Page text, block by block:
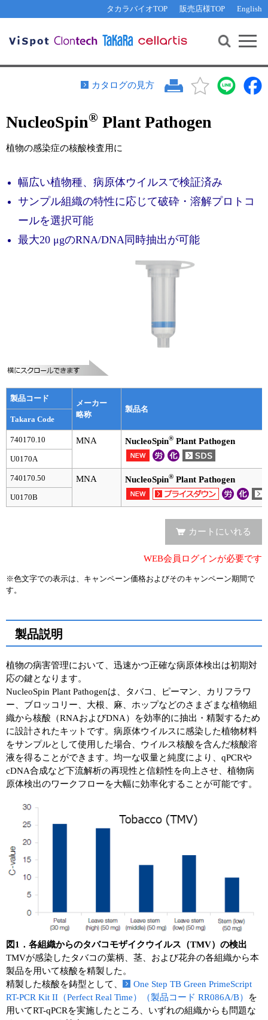
タカラバイオTOP 販売店様TOP English
機能解析・サイレンシング
PCR・等温増幅
リアルタイムPCR（qPCR）
サンプル請求
テクニカルサポートライン
その他 ライセンスに関するご相談
遺伝子組換え生物該当製品
研究支援ツール
Cut-Site Navigator 制限酵素切断サイトの検索
In-Fusion Cloning プライマー設計
抗体検索サイト
リアルタイムPCR（インターカレーター法）
プライマー検索・注文
リアルタイムPCR （プローブ法）
プライマー・プローブ検索・注文
機器ソフトウェア・ベクター配列ダウンロード
ラーニングセンター
遺伝子検査ガイド（食品・水質・家畜他）
幹細胞・再生医療研究ガイド
クローニング実験ガイド
エピジェネティクス実験ガイド
RNAi実験ガイド
アプリケーションノート
動画ライブラリー
お問い合わせ WEB会員登録
カタログの見方
NucleoSpin® Plant Pathogen
植物の感染症の核酸検査用に
幅広い植物種、病原体ウイルスで検証済み
サンプル組織の特性に応じて破砕・溶解プロトコ
ールを選択可能
最大20 μgのRNA/DNA同時抽出が可能
製品コード
メーカー
略称
製品名
Takara Code
740170.10 MNA NucleoSpin® Plant Pathogen
U0170A
740170.50 MNA NucleoSpin® Plant Pathogen
U0170B
※色文字での表示は、キャンペーン価格およびそのキャンペーン期間で
す。
カートにいれる
WEB会員ログインが必要です
製品説明
植物の病害管理において、迅速かつ正確な病原体検出は初期対
応の鍵となります。
NucleoSpin Plant Pathogenは、タバコ、ピーマン、カリフラワ
ー、ブロッコリー、大根、麻、ホップなどのさまざまな植物組
織から核酸（RNAおよびDNA）を効率的に抽出・精製するため
に設計されたキットです。病原体ウイルスに感染した植物材料
をサンプルとして使用した場合、ウイルス核酸を含んだ核酸溶
液を得ることができます。均一な収量と純度により、qPCRや
cDNA合成など下流解析の再現性と信頼性を向上させ、植物病
原体検出のワークフローを大幅に効率化することが可能です。
図1．各組織からのタバコモザイクウイルス（TMV）の検出
TMVが感染したタバコの葉柄、茎、および花弁の各組織から本
製品を用いて核酸を精製した。
精製した核酸を鋳型として、
One Step TB Green PrimeScript
RT-PCR Kit II（Perfect Real Time）（製品コード RR086A/B）
を
用いてRT-qPCRを実施したところ、いずれの組織からも問題な